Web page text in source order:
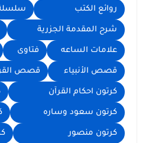
روائع الكتب سلسلة
شرح المقدمة الجزرية
علامات الساعه فتاوى
قصص الأنبياء قصص
كرتون احكام القرآن
كرتون سعود وساره
كرتون منصور